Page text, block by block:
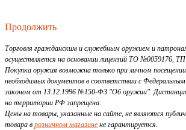
Продолжить
Торговля гражданским и служебным оружием и
осуществляется на основании лицензий ТО №0059176,
Покупка оружия возможна только при личном
необходимых документов в соответствии с Федеральным
законом от 13.12.1996 №150-ФЗ "Об оружии".
на территории РФ запрещена.
Цены на товары, указанные на сайте, не являются
товара в розничном магазине не гарантируется.